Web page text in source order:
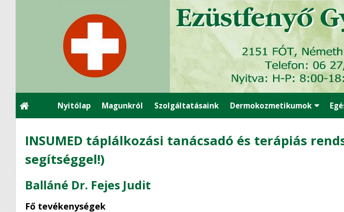
Nyitólap Magunkról Szolgáltatásaink Dermokozmetikumok
INSUMED táplálkozási tanácsadó és terápiás
segítséggel!)
Balláné Dr. Fejes Judit
Fő tevékenységek